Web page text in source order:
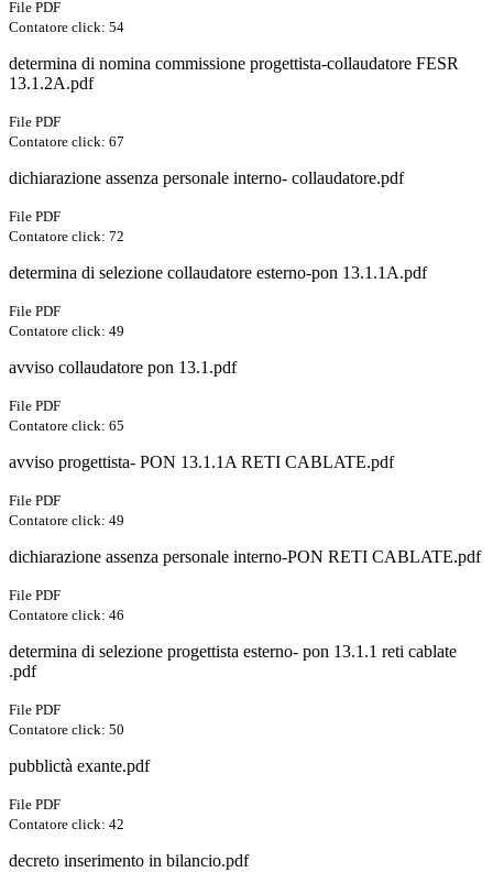
File PDF
Contatore click: 54
determina di nomina commissione progettista-collaudatore FESR
13.1.2A.pdf
File PDF
Contatore click: 67
dichiarazione assenza personale interno- collaudatore.pdf
File PDF
Contatore click: 72
determina di selezione collaudatore esterno-pon 13.1.1A.pdf
File PDF
Contatore click: 49
avviso collaudatore pon 13.1.pdf
File PDF
Contatore click: 65
avviso progettista- PON 13.1.1A RETI CABLATE.pdf
File PDF
Contatore click: 49
dichiarazione assenza personale interno-PON RETI CABLATE.pdf
File PDF
Contatore click: 46
determina di selezione progettista esterno- pon 13.1.1 reti cablate
.pdf
File PDF
Contatore click: 50
pubblictà exante.pdf
File PDF
Contatore click: 42
decreto inserimento in bilancio.pdf